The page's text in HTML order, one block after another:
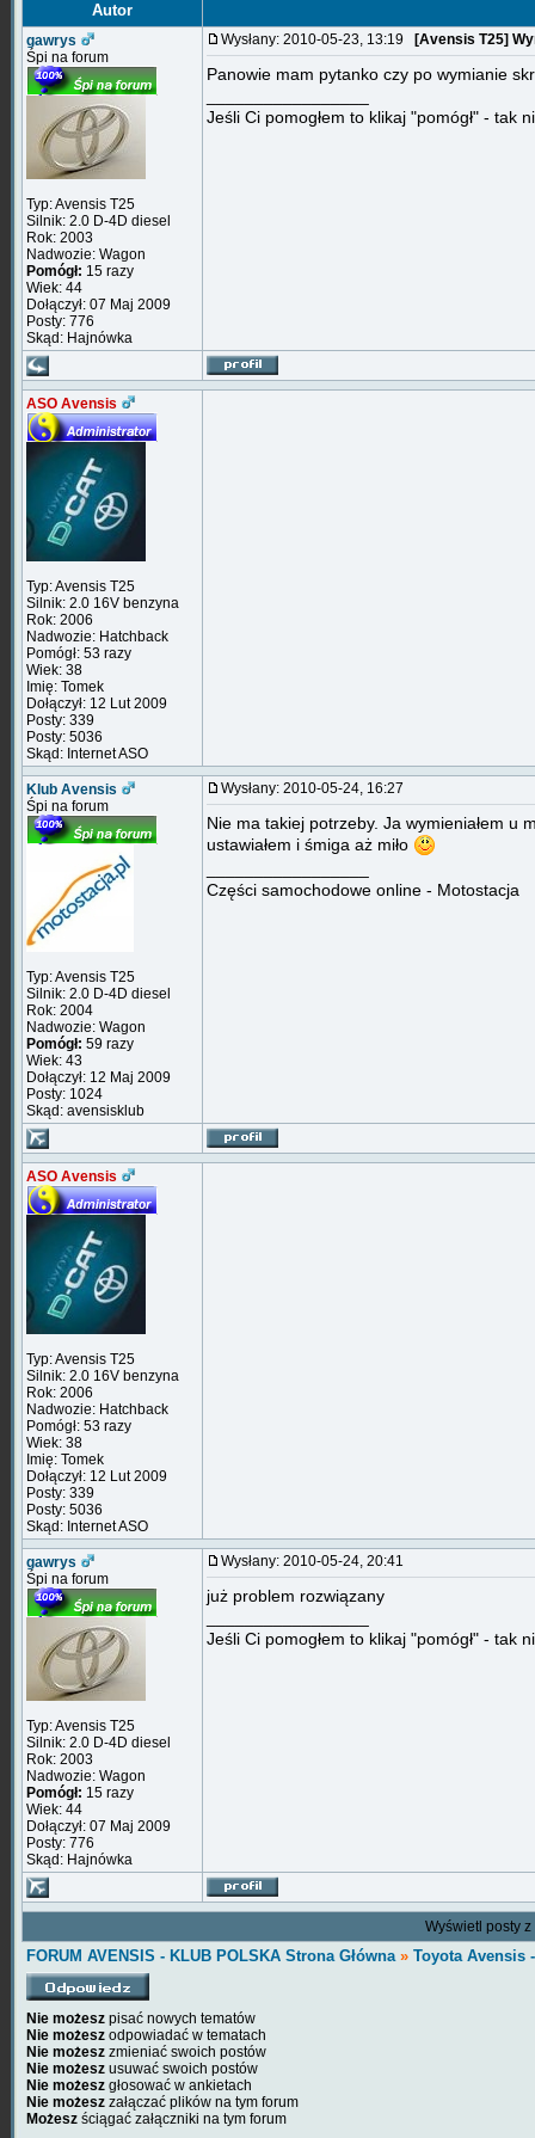
Autor
gawrys
Śpi na forum
Typ: Avensis T25
Silnik: 2.0 D-4D diesel
Rok: 2003
Nadwozie: Wagon
Pomógł: 15 razy
Wiek: 44
Dołączył: 07 Maj 2009
Posty: 776
Skąd: Hajnówka
Wysłany: 2010-05-23, 13:19 [Avensis T25]
Panowie mam pytanko czy po wymianie
Jeśli Ci pomogłem to klikaj "pomógł" - tak
ASO Avensis
Typ: Avensis T25
Silnik: 2.0 16V benzyna
Rok: 2006
Nadwozie: Hatchback
Pomógł: 53 razy
Wiek: 38
Imię: Tomek
Dołączył: 12 Lut 2009
Posty: 339
Posty: 5036
Skąd: Internet ASO
Klub Avensis
Śpi na forum
Typ: Avensis T25
Silnik: 2.0 D-4D diesel
Rok: 2004
Nadwozie: Wagon
Pomógł: 59 razy
Wiek: 43
Dołączył: 12 Maj 2009
Posty: 1024
Skąd: avensisklub
Wysłany: 2010-05-24, 16:27
Nie ma takiej potrzeby. Ja wymieniałem u
ustawiałem i śmiga aż miło
Części samochodowe online - Motostacja
ASO Avensis
Typ: Avensis T25
Silnik: 2.0 16V benzyna
Rok: 2006
Nadwozie: Hatchback
Pomógł: 53 razy
Wiek: 38
Imię: Tomek
Dołączył: 12 Lut 2009
Posty: 339
Posty: 5036
Skąd: Internet ASO
gawrys
Śpi na forum
Typ: Avensis T25
Silnik: 2.0 D-4D diesel
Rok: 2003
Nadwozie: Wagon
Pomógł: 15 razy
Wiek: 44
Dołączył: 07 Maj 2009
Posty: 776
Skąd: Hajnówka
Wysłany: 2010-05-24, 20:41
już problem rozwiązany
Jeśli Ci pomogłem to klikaj "pomógł" - tak
Wyświetl posty
FORUM AVENSIS - KLUB POLSKA Strona Główna» Toyota Avensis
Nie możesz pisać nowych tematów
Nie możesz odpowiadać w tematach
Nie możesz zmieniać swoich postów
Nie możesz usuwać swoich postów
Nie możesz głosować w ankietach
Nie możesz załączać plików na tym forum
Możesz ściągać załączniki na tym forum